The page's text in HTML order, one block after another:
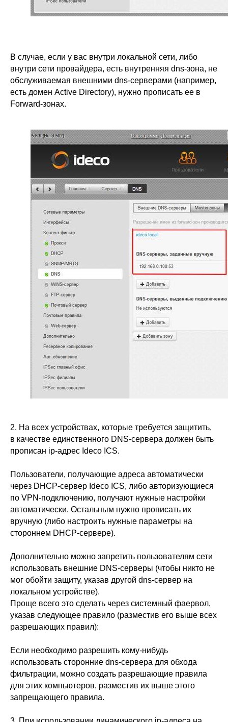
В случае, если у вас внутри локальной сети, либо
внутри сети провайдера, есть внутренняя dns-зона, не
обслуживаемая внешними dns-серверами (например,
есть домен Active Directory), нужно прописать ее в
Forward-зонах.
2. На всех устройствах, которые требуется защитить,
в качестве единственного DNS-сервера должен быть
прописан ip-адрес Ideco ICS.
Пользователи, получающие адреса автоматически
через DHCP-сервер Ideco ICS, либо авторизующиеся
по VPN-подключению, получают нужные настройки
автоматически. Остальным нужно прописать их
вручную (либо настроить нужные параметры на
стороннем DHCP-сервере).
Дополнительно можно запретить пользователям сети
использовать внешние DNS-серверы (чтобы никто не
мог обойти защиту, указав другой dns-сервер на
локальном устройстве).
Проще всего это сделать через системный фаервол,
указав следующее правило (разместив его выше всех
разрешающих правил):
Если необходимо разрешить кому-нибудь
использовать сторонние dns-сервера для обхода
фильтрации, можно создать разрешающие правила
для этих компьютеров, разместив их выше этого
запрещающего правила.
Внедрения
Клиентский сервис
Обучение в вузах
Партнеры
Выбрать
интегратора
О компании
Новости
Инвесторам
Календари
Ideco NGFW Novum
Сертификация ФСТЭК
Документация
Сравнение версий
Прошлые ревизии ПАК
DNS Security в NGFW
Релизы Ideco
Информационная
безопасность в решениях
Ideco
Дорожная карта
ВКонтакте
Rutube
MAX
Ideco NGFW
620 066, Россия, г. Екатеринбург,
ул. Кулибина, 2
ООО «Айдеко»
Продукт развивается
при поддержке Фонда
Содействия Инновациям